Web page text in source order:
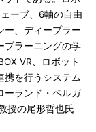
ーブ、6軸の自由
ー、ディープラー
プラーニングの学
VR、ロボット
携を行うシステム
ーランド・ベルガ
授の尾形哲也氏